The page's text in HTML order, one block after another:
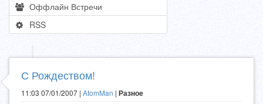
Оффлайн Встречи
RSS
С Рождеством!
11:03 07/01/2007 | AtomMan | Разное